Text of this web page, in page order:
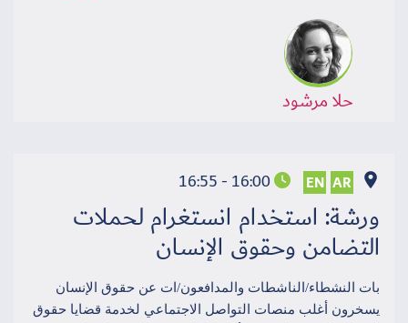
حلا مرشود
AR
EN
16:00 - 16:55
ورشة: استخدام انستغرام لحملات
التضامن وحقوق الإنسان
بات النشطاء/الناشطات والمدافعون/ات عن حقوق الإنسان
يسخرون أغلب منصات التواصل الاجتماعي لخدمة قضايا حقوق